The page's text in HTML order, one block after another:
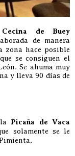
Cecina de Buey
de manera
zona hace posible
se consiguen el
Se ahuma muy
y lleva 90 días de
Picaña de Vaca
solamente se le